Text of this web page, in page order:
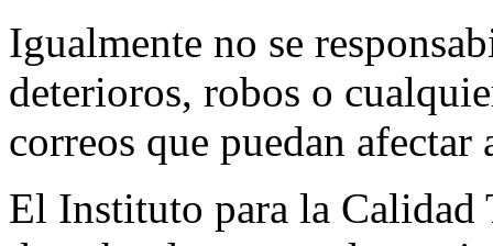
Igualmente no se
deterioros, robos o
correos que puedan
El Instituto para la Calidad